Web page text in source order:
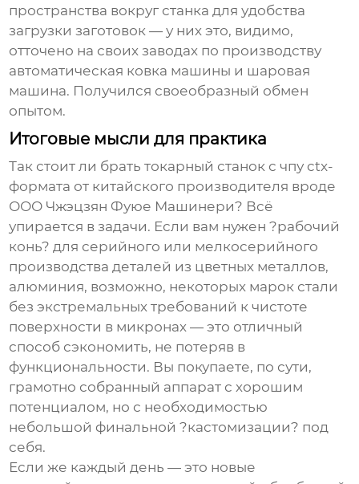
пространства вокруг станка для удобства
загрузки заготовок — у них это, видимо,
отточено на своих заводах по производству
автоматическая ковка машины и шаровая
машина. Получился своеобразный обмен
опытом.
Итоговые мысли для практика
Так стоит ли братьтокарный станок с чпу ctx-
формата от китайского производителя вроде
ООО Чжэцзян Фуюе Машинери? Всё
упирается в задачи. Если вам нужен ?рабочий
конь? для серийного или мелкосерийного
производства деталей из цветных металлов,
алюминия, возможно, некоторых марок стали
без экстремальных требований к чистоте
поверхности в микронах — это отличный
способ сэкономить, не потеряв в
функциональности. Вы покупаете, по сути,
грамотно собранный аппарат с хорошим
потенциалом, но с необходимостью
небольшой финальной ?кастомизации? под
себя.
Если же каждый день — это новые